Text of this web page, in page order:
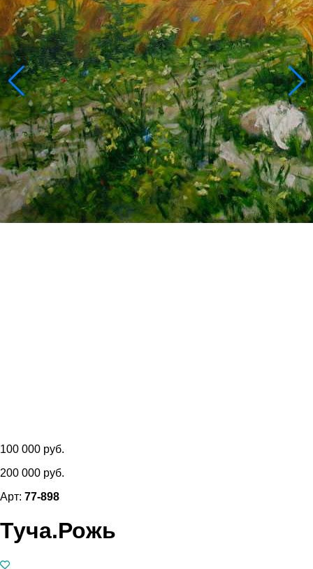
100 000 руб.
200 000 руб.
Арт: 77-898
Туча.Рожь